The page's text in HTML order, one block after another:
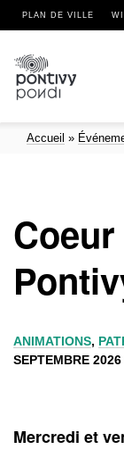
PLAN DE VILLE
Accueil »
ANIMATIONS,
SEPTEMBRE
Mercredi et